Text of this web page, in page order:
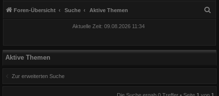
Foren-Übersicht Suche Aktive Themen
Aktuelle Zeit: 09.08.2026 11:34
Aktive Themen
Zur erweiterten Suche